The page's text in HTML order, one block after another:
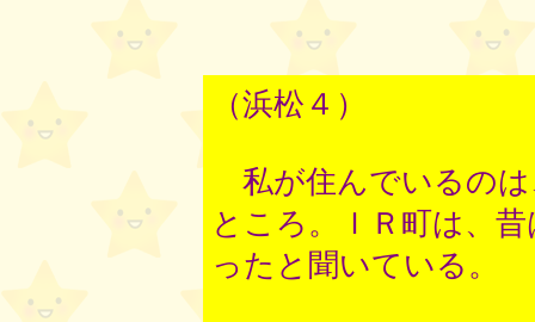
（浜松４）
私が住んでいるのは
ところ。ＩＲ町は、
ったと聞いている。